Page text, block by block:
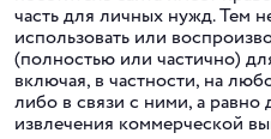
часть для личных нужд. Тем
использовать или
(полностью или частично)
включая, в частности, на
либо в связи с ними, а равно
извлечения коммерческой